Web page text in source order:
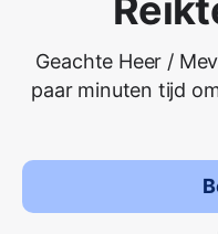
Geachte Heer /
paar minuten tijd